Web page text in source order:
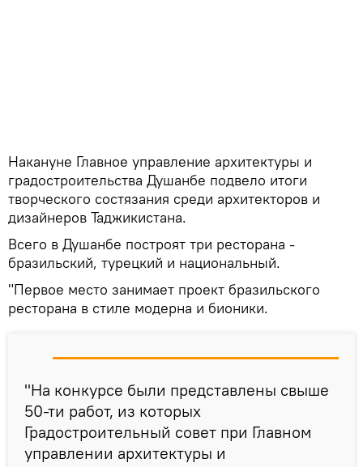
Накануне Главное управление архитектуры и
градостроительства Душанбе подвело итоги
творческого состязания среди архитекторов и
дизайнеров Таджикистана.
Всего в Душанбе построят три ресторана -
бразильский, турецкий и национальный.
"Первое место занимает проект бразильского
ресторана в стиле модерна и бионики.
"На конкурсе были представлены свыше
50-ти работ, из которых
Градостроительный совет при Главном
управлении архитектуры и